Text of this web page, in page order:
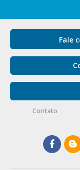
Fale
Contato